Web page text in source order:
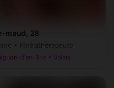
maud, 28
d'en-Bas • Valais